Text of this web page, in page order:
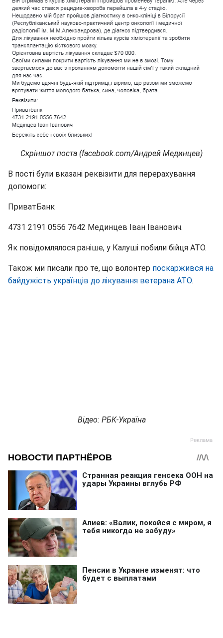
Скріншот поста (facebook.com/Андрей Мединцев)
В пості були вказані реквізити для перерахування
допомоги:
ПриватБанк
4731 2191 0556 7642 Мединцев Іван Іванович.
Як повідомлялося раніше, у Калуші побили бійця АТО.
Також ми писали про те, що волонтер поскаржився на
байдужість українців до лікування ветерана АТО.
Відео: РБК-Україна